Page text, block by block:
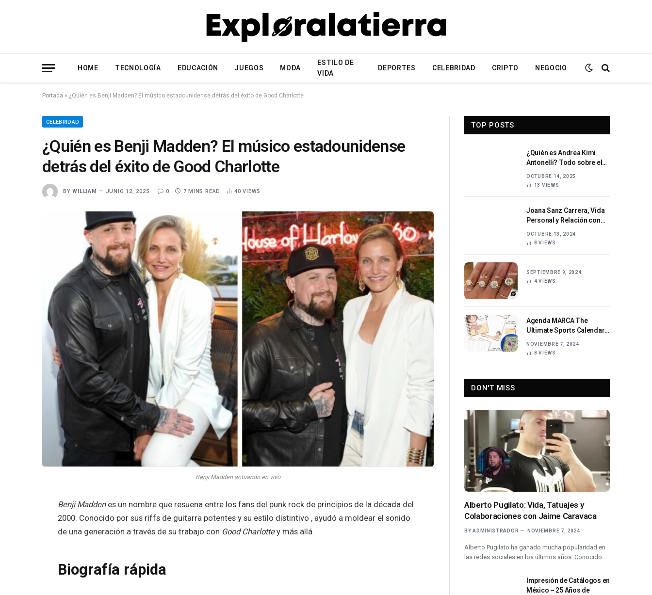
HOME TECNOLOGÍA EDUCACIÓN JUEGOS MODA
ESTILO DE
VIDA
DEPORTES CELEBRIDAD CRIPTO NEGOCIO
Portada » ¿Quién es Benji Madden? El músico estadounidense detrás del éxito de Good Charlotte
CELEBRIDAD
¿Quién es Benji Madden? El músico estadounidense
detrás del éxito de Good Charlotte
BY WILLIAM JUNIO 12, 2025 0 7 MINS READ 40VIEWS
Benji Madden actuando en vivo
Benji Maddenes un nombre que resuena entre los fans del punk rock de principios de la década del
2000. Conocido por sus riffs de guitarra potentes y su estilo distintivo , ayudó a moldear el sonido
de una generación a través de su trabajo con Good Charlottey más allá.
Biografía rápida
TOP POSTS
¿Quién es Andrea Kimi
Antonelli? Todo sobre el
automovilismo
OCTUBRE 14, 2025
13 VIEWS
Joana Sanz Carrera, Vida
Personal y Relación con
OCTUBRE 13, 2024
8VIEWS
SEPTIEMBRE 9, 2024
4VIEWS
Agenda MARCA The
Ultimate Sports Calendar
Updates
NOVIEMBRE 7, 2024
8VIEWS
DON'T MISS
Alberto Pugilato: Vida, Tatuajes y
Colaboraciones con Jaime Caravaca
BY ADMINISTRADOR NOVIEMBRE 7, 2024
Alberto Pugilato ha ganado mucha popularidad en
las redes sociales en los últimos años. Conocido…
Impresión de Catálogos en
México – 25 Años de